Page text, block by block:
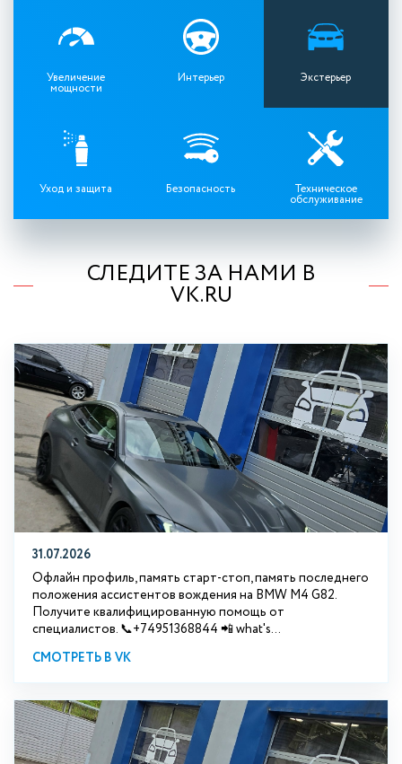
Увеличение
мощности
Интерьер Экстерьер
Уход и защита Безопасность Техническое
обслуживание
СЛЕДИТЕ ЗА НАМИ В
VK.RU
31.07.2026
Офлайн профиль, память старт-стоп, память последнего
положения ассистентов вождения на BMW М4 G82.
Получите квалифицированную помощь от
специалистов. 📞+74951368844 📲 what's...
СМОТРЕТЬ В VK